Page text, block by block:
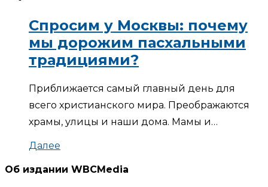
Спросим у Москвы: почему
мы дорожим пасхальными
традициями?
Приближается самый главный день для
всего христианского мира. Преображаются
храмы, улицы и наши дома. Мамы и…
Далее
Об издании WBCMedia